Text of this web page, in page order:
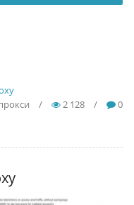
/ 2 128 / 0